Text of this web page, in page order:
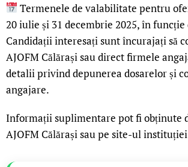
Termenele de valabilitate pentru
20 iulie și 31 decembrie 2025, în funcție
Candidații interesați sunt încurajați să
AJOFM Călărași sau direct firmele
detalii privind depunerea dosarelor și
angajare.
Informații suplimentare pot fi obținute
AJOFM Călărași sau pe site-ul